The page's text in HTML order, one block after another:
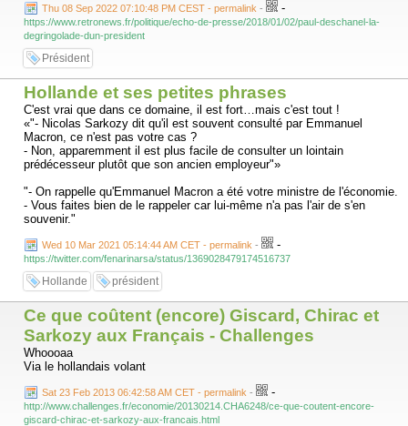
Thu 08 Sep 2022 07:10:48 PM CEST - permalink - -
https://www.retronews.fr/politique/echo-de-presse/2018/01/02/paul-deschanel-la-
degringolade-dun-president
Président
Hollande et ses petites phrases
C'est vrai que dans ce domaine, il est fort…mais c'est tout !
«"- Nicolas Sarkozy dit qu'il est souvent consulté par Emmanuel
Macron, ce n'est pas votre cas ?
- Non, apparemment il est plus facile de consulter un lointain
prédécesseur plutôt que son ancien employeur"»
"- On rappelle qu'Emmanuel Macron a été votre ministre de l'économie.
- Vous faites bien de le rappeler car lui-même n'a pas l'air de s'en
souvenir."
Wed 10 Mar 2021 05:14:44 AM CET - permalink - -
https://twitter.com/fenarinarsa/status/1369028479174516737
Hollande président
Ce que coûtent (encore) Giscard, Chirac et
Sarkozy aux Français - Challenges
Whoooaa
Via le hollandais volant
Sat 23 Feb 2013 06:42:58 AM CET - permalink - -
http://www.challenges.fr/economie/20130214.CHA6248/ce-que-coutent-encore-
giscard-chirac-et-sarkozy-aux-francais.html